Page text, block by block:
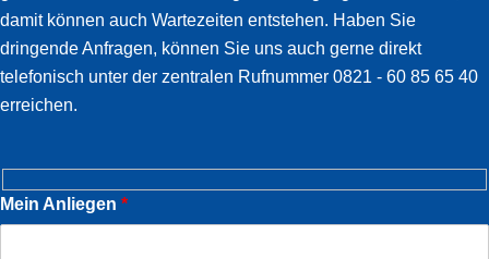
damit können auch Wartezeiten entstehen. Haben Sie
dringende Anfragen, können Sie uns auch gerne direkt
telefonisch unter der zentralen Rufnummer 0821 - 60 85 65 40
erreichen.
Mein Anliegen *